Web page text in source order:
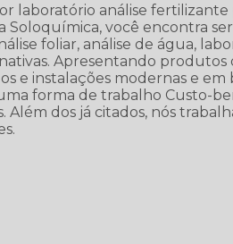
laboratório análise fertilizante
Soloquímica, você encontra
foliar, análise de água,
Apresentando produtos
e instalações modernas e
forma de trabalho Custo-
Além dos já citados, nós